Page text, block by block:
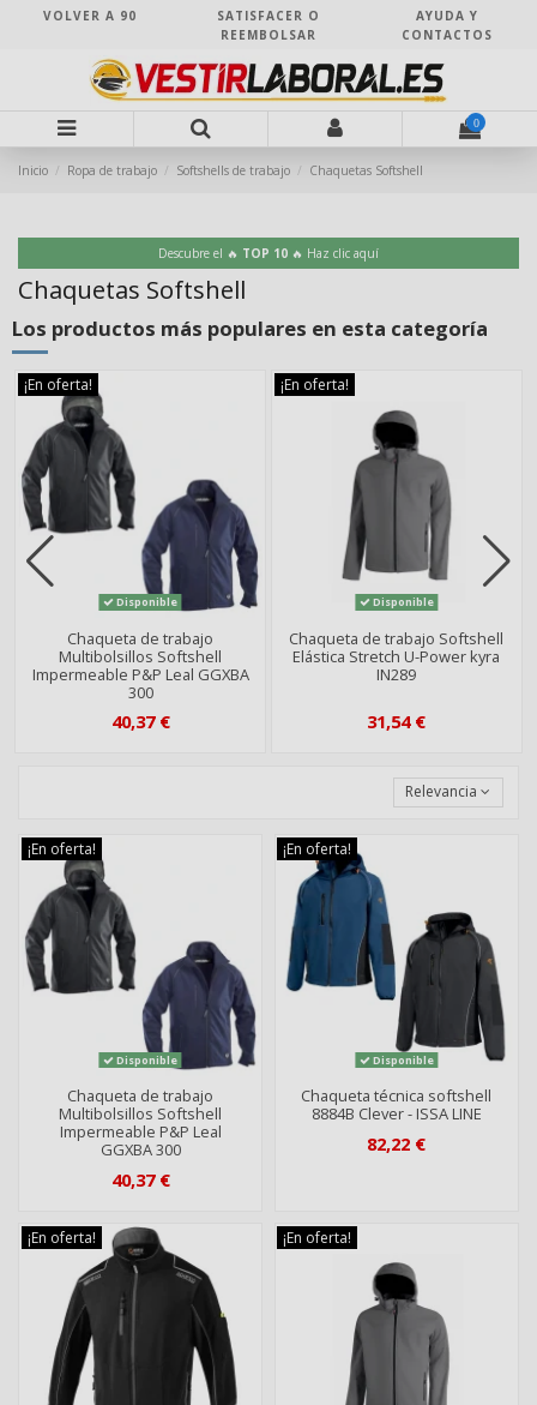
VOLVER A 90
SATISFACER O
REEMBOLSAR
AYUDA Y
CONTACTOS
0
Inicio Ropa de trabajo Softshells de trabajo Chaquetas Softshell
Descubre el 🔥 TOP 10 🔥 Haz clic aquí
Chaquetas Softshell
Los productos más populares en esta categoría
¡En oferta!
Disponible
Chaqueta de trabajo
Multibolsillos Softshell
Impermeable P&P Leal GGXBA
300
40,37 €
¡En oferta!
Disponible
Chaqueta de trabajo Softshell
Elástica Stretch U-Power kyra
IN289
31,54 €
Relevancia
¡En oferta!
Disponible
Chaqueta de trabajo
Multibolsillos Softshell
Impermeable P&P Leal
GGXBA 300
40,37 €
¡En oferta!
Disponible
Chaqueta técnica softshell
8884B Clever - ISSA LINE
82,22 €
¡En oferta! ¡En oferta!